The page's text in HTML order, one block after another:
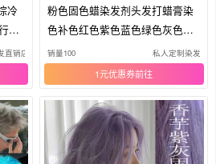
冷
色
销店
粉色固色蜡染发剂头发打蜡膏染
色补色红色紫色蓝色绿色灰色不
伤发
销量100 私人定制染发
1元优惠券